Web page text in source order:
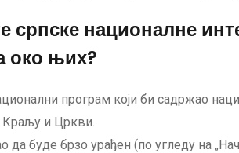
српске националне
око њих?
програм који би садржао
Краљу и Цркви.
буде брзо урађен (по угледу на